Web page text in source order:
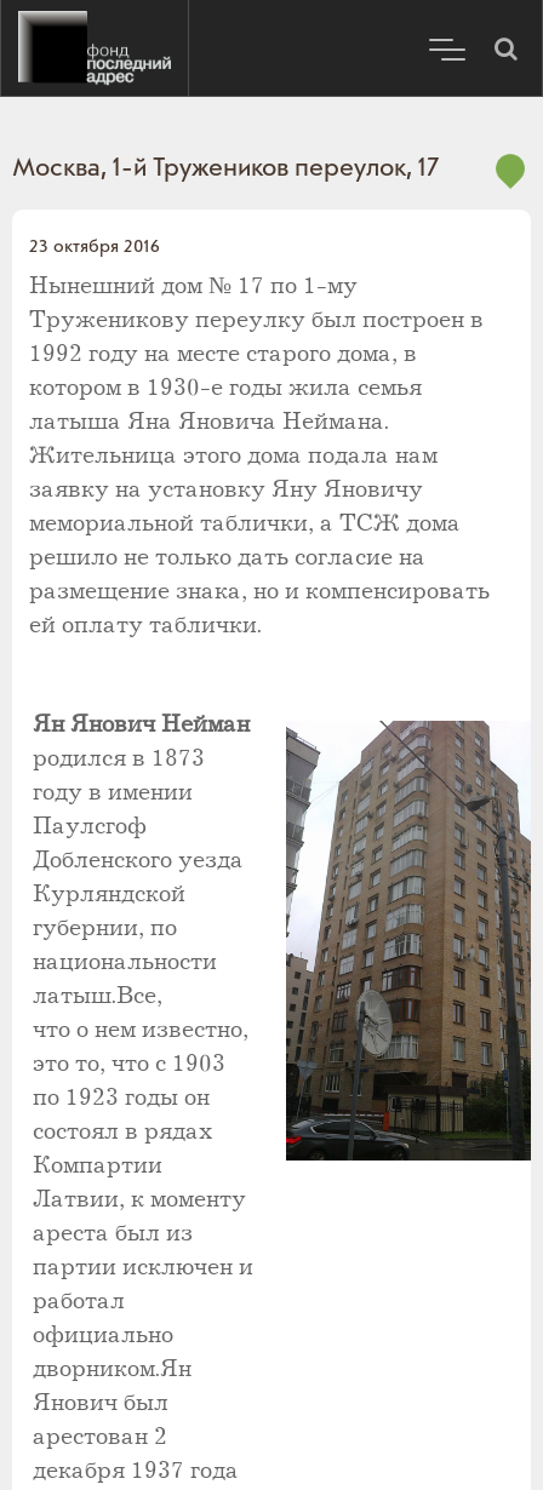
Москва, 1-й Тружеников переулок, 17
23 октября 2016
Нынешний дом № 17 по 1-му
Труженикову переулку был построен в
1992 году на месте старого дома, в
котором в 1930-е годы жила семья
латыша Яна Яновича Неймана.
Жительница этого дома подала нам
заявку на установку Яну Яновичу
мемориальной таблички, а ТСЖ дома
решило не только дать согласие на
размещение знака, но и компенсировать
ей оплату таблички.
Ян Янович Нейман
родился в 1873
году в имении
Паулсгоф
Добленского уезда
Курляндской
губернии, по
национальности
латыш.Все,
что о нем известно,
это то, что с 1903
по 1923 годы он
состоял в рядах
Компартии
Латвии, к моменту
ареста был из
партии исключен и
работал
официально
дворником.Ян
Янович был
арестован 2
декабря 1937 года